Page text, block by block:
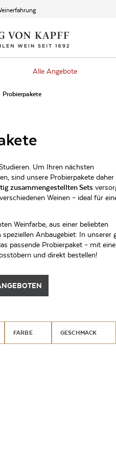
Alle Angebote
Probierpakete
Um Ihren nächsten
sind unsere Probierpakete daher
zusammengestellten Sets
Weinen – ideal für
Weinfarbe, aus einer beliebten
Anbaugebiet: In unserer
passende Probierpaket – mit
und direkt bestellen!
FARBE GESCHMACK